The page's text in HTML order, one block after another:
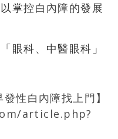
掌控白內障的發展
眼科、中醫眼科」
性白內障找上門】
article.php?